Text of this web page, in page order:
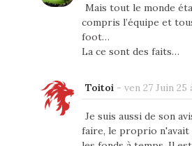
Mais tout le monde
compris l’équipe et
foot…
La ce sont des faits…
Toitoi - ven 27 Juin 25
Je suis aussi de son
faire, le proprio n'avait